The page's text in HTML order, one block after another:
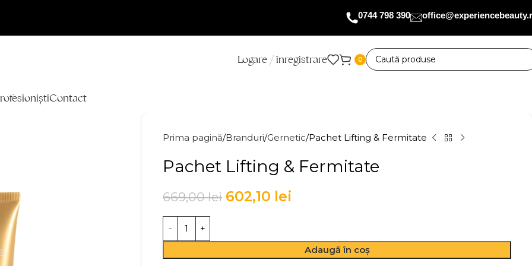
0744 798 390
Logare / înregistrare 0
Contact
Prima pagină Branduri Gernetic Pachet Lifting & Fermitate
Pachet Lifting & Fermitate
669,00lei 602,10 lei
Adaugă în coș